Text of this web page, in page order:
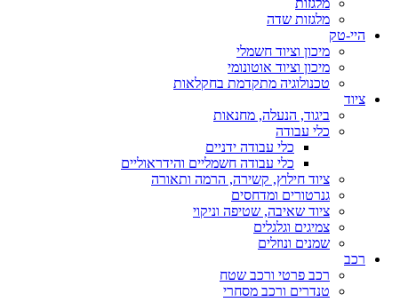
מלגזות
מלגזות שדה
היי-טק
מיכון וציוד חשמלי
מיכון וציוד אוטונומי
טכנולוגיה מתקדמת בחקלאות
ציוד
ביגוד, הנעלה, מחנאות
כלי עבודה
כלי עבודה ידניים
כלי עבודה חשמליים והידראוליים
ציוד חילוץ, קשירה, הרמה ותאורה
גנרטורים ומדחסים
ציוד שאיבה, שטיפה וניקוי
צמיגים וגלגלים
שמנים ונוזלים
רכב
רכב פרטי ורכב שטח
טנדרים ורכב מסחרי